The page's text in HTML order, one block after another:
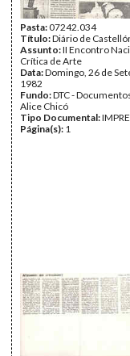
Pasta:07242.034
Título:Diário de
Assunto:II Encontro
Crítica de Arte
Data:Domingo, 26 de
1982
Fundo:DTC -
Alice Chicó
Tipo Documental:
Página(s): 1